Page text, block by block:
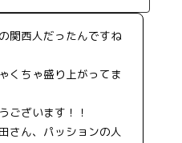
関西人だったんですね
くちゃ盛り上がってま
ございます！！
さん、パッションの人